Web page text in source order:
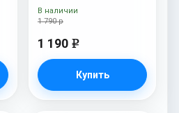
Blue Mountain
1 790 р
1 190 e
Купить
В наличии